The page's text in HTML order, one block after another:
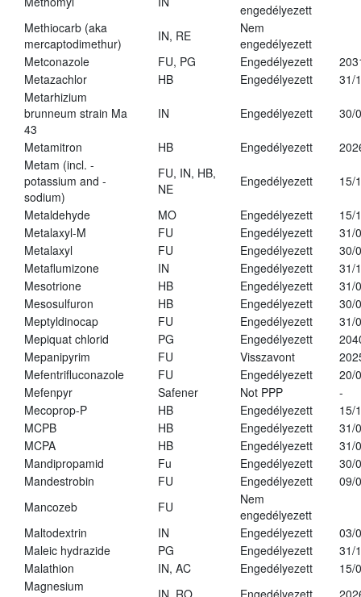
engedélyezett
Methiocarb (aka
mercaptodimethur)
IN, RE
Nem
engedélyezett
Metconazole
FU, PG Engedélyezett
Metazachlor
HB Engedélyezett
31/
Metarhizium
brunneum strain Ma
43
IN Engedélyezett 30/
Metamitron HB Engedélyezett
Metam (incl. -
potassium and -
sodium)
FU, IN, HB,
NE
Engedélyezett 15/
Metaldehyde MO Engedélyezett
15/
Metalaxyl-M
FU Engedélyezett
31/
Metalaxyl
FU Engedélyezett
30/
Metaflumizone
IN Engedélyezett
31/
Mesotrione
HB Engedélyezett
31/
Mesosulfuron
HB Engedélyezett
30/
Meptyldinocap
FU Engedélyezett
31/
Mepiquat chlorid
PG Engedélyezett
Mepanipyrim
FU Visszavont
Mefentrifluconazole
FU Engedélyezett
20/
Mefenpyr
Safener Not PPP
-
Mecoprop-P
HB Engedélyezett
15/
MCPB
HB Engedélyezett
31/
MCPA
HB Engedélyezett
31/
Mandipropamid
Fu Engedélyezett
30/
Mandestrobin
FU Engedélyezett
09/
Mancozeb
FU
Nem
engedélyezett
Maltodextrin
IN Engedélyezett
03/
Maleic hydrazide
PG Engedélyezett
31/
Malathion
IN, AC Engedélyezett
15/
Magnesium